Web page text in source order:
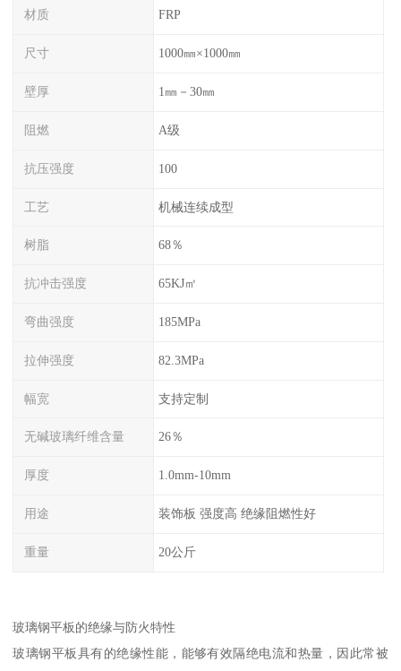
材质 FRP
尺寸 1000㎜×1000㎜
壁厚 1㎜－30㎜
阻燃 A级
抗压强度 100
工艺 机械连续成型
树脂 68％
抗冲击强度 65KJ㎡
弯曲强度 185MPa
拉伸强度 82.3MPa
幅宽 支持定制
无碱玻璃纤维含量 26％
厚度 1.0mm-10mm
用途 装饰板 强度高 绝缘阻燃性好
重量 20公斤
玻璃钢平板的绝缘与防火特性
玻璃钢平板具有的绝缘性能，能够有效隔绝电流和热量，因此常被